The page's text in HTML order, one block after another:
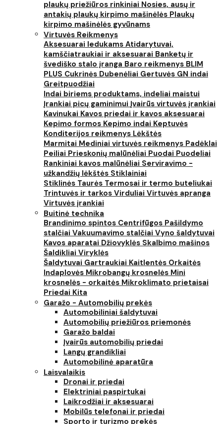
plaukų priežiūros rinkiniai Nosies, ausų ir
antakių plaukų kirpimo mašinėlės Plaukų
kirpimo mašinėlės gyvūnams
Virtuvės Reikmenys
Aksesuarai ledukams Atidarytuvai,
kamščiatraukiai ir aksesuarai Banketų ir
švediško stalo įranga Baro reikmenys BLIM
PLUS Cukrinės Dubenėliai Gertuvės GN indai
Greitpuodžiai
Indai biriems produktams, indeliai maistui
Įrankiai picų gaminimui Įvairūs virtuvės įrankiai
Kavinukai Kavos priedai ir kavos aksesuarai
Kepimo formos Kepimo indai Keptuvės
Konditerijos reikmenys Lėkštės
Marmitai Mediniai virtuvės reikmenys Padėklai
Peiliai Prieskonių malūnėliai Puodai Puodeliai
Rankiniai kavos malūnėliai Serviravimo -
užkandžių lėkštės Stiklainiai
Stiklinės Taurės Termosai ir termo buteliukai
Trintuvės ir tarkos Virduliai Virtuvės apranga
Virtuvės įrankiai
Buitinė technika
Brandinimo spintos Centrifūgos Pašildymo
stalčiai Vakuumavimo stalčiai Vyno šaldytuvai
Kavos aparatai Džiovyklės Skalbimo mašinos
Šaldikliai Viryklės
Šaldytuvai Gartraukiai Kaitlentės Orkaitės
Indaplovės Mikrobangų krosnelės Mini
krosnelės - orkaitės Mikroklimato prietaisai
Priedai Kita
Garažo - Automobilių prekės
Automobiliniai šaldytuvai
Automobilių priežiūros priemonės
Garažo baldai
Įvairūs automobilių priedai
Langų grandikliai
Automobilinė aparatūra
Laisvalaikis
Dronai ir priedai
Elektriniai paspirtukai
Laikrodžiai ir aksesuarai
Mobilūs telefonai ir priedai
Sporto ir turizmo prekės